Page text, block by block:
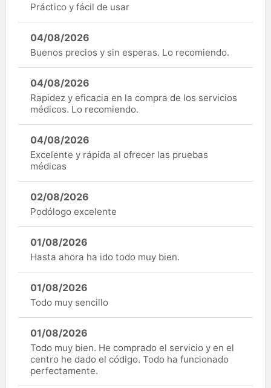
Práctico y fácil de usar
04/08/2026
Buenos precios y sin esperas. Lo recomiendo.
04/08/2026
Rapidez y eficacia en la compra de los servicios
médicos. Lo recomiendo.
04/08/2026
Excelente y rápida al ofrecer las pruebas
médicas
02/08/2026
Podólogo excelente
01/08/2026
Hasta ahora ha ido todo muy bien.
01/08/2026
Todo muy sencillo
01/08/2026
Todo muy bien. He comprado el servicio y en el
centro he dado el código. Todo ha funcionado
perfectamente.